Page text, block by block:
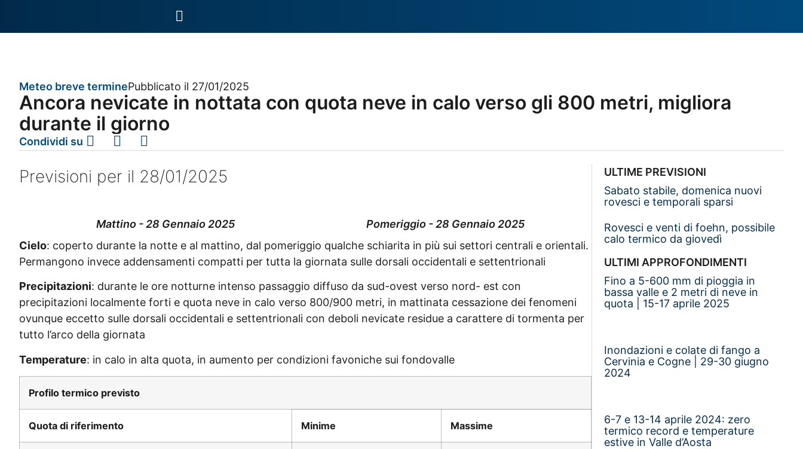
Meteo breve terminePubblicato il 27/01/2025
Ancora nevicate in nottata con quota neve in calo verso gli 800 metri, migliora
durante il giorno
Condividi su
Previsioni per il 28/01/2025
Mattino - 28 Gennaio 2025
Pomeriggio - 28 Gennaio 2025
Cielo: coperto durante la notte e al mattino, dal pomeriggio qualche schiarita in più sui settori centrali e orientali.
Permangono invece addensamenti compatti per tutta la giornata sulle dorsali occidentali e settentrionali
Precipitazioni: durante le ore notturne intenso passaggio diffuso da sud-ovest verso nord- est con
precipitazioni localmente forti e quota neve in calo verso 800/900 metri, in mattinata cessazione dei fenomeni
ovunque eccetto sulle dorsali occidentali e settentrionali con deboli nevicate residue a carattere di tormenta per
tutto l’arco della giornata
Temperature: in calo in alta quota, in aumento per condizioni favoniche sui fondovalle
Profilo termico previsto
Quota di riferimento Minime Massime
ULTIME PREVISIONI
Sabato stabile, domenica nuovi
rovesci e temporali sparsi
Rovesci e venti di foehn, possibile
calo termico da giovedì
ULTIMI APPROFONDIMENTI
Fino a 5-600 mm di pioggia in
bassa valle e 2 metri di neve in
quota | 15-17 aprile 2025
Inondazioni e colate di fango a
Cervinia e Cogne | 29-30 giugno
2024
6-7 e 13-14 aprile 2024: zero
termico record e temperature
estive in Valle d’Aosta